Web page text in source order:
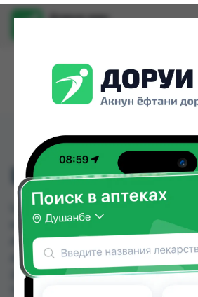
Доруи ман
ЦЕФЛОКС TZ
ЦЕФЛОКС TZ ТБ №10 можно
заказать в аптеках, Абубакри
АЗИЗ ВАКО , Алишер-К, Аптека
Алфавит, Аптека Вита по цене
20.00 TJS в Душанбе и других